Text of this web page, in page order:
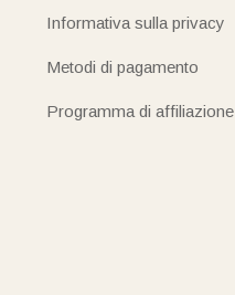
Informativa sulla privacy
Metodi di pagamento
Programma di affiliazione